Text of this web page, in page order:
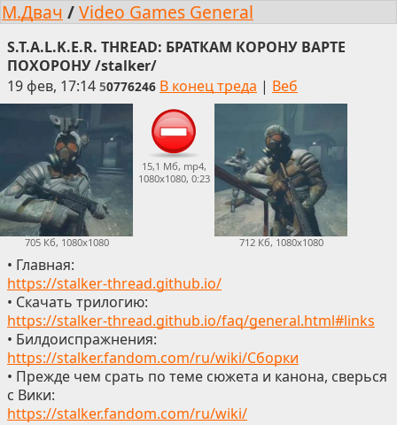
М.Двач /Video Games General
S.T.A.L.K.E.R. THREAD: БРАТКАМ КОРОНУ ВАРТЕ
ПОХОРОНУ /stalker/
19 фев, 17:14 50776246 В конец треда | Веб
705 Кб, 1080x1080
15,1 Мб, mp4,
1080x1080, 0:23
712 Кб, 1080x1080
• Главная:
https://stalker-thread.github.io/
• Скачать трилогию:
https://stalker-thread.github.io/faq/general.html#links
• Билдоиспражнения:
https://stalker.fandom.com/ru/wiki/Сборки
• Прежде чем срать по теме сюжета и канона, сверься
с Вики:
https://stalker.fandom.com/ru/wiki/